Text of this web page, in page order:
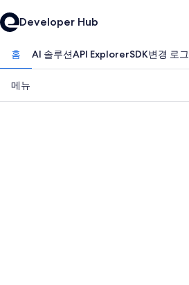
Developer Hub
홈 AI 솔루션API ExplorerSDK변경 로그
메뉴